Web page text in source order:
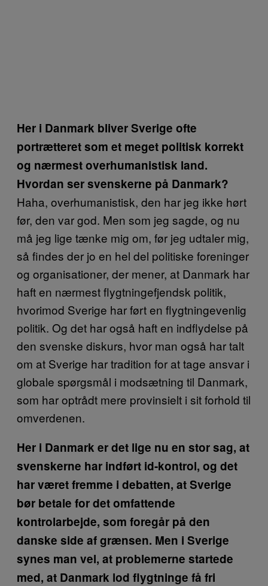
Her i Danmark bliver Sverige ofte
portrætteret som et meget politisk korrekt
og nærmest overhumanistisk land.
Hvordan ser svenskerne på Danmark?
Haha, overhumanistisk, den har jeg ikke hørt
før, den var god. Men som jeg sagde, og nu
må jeg lige tænke mig om, før jeg udtaler mig,
så findes der jo en hel del politiske foreninger
og organisationer, der mener, at Danmark har
haft en nærmest flygtningefjendsk politik,
hvorimod Sverige har ført en flygtningevenlig
politik. Og det har også haft en indflydelse på
den svenske diskurs, hvor man også har talt
om at Sverige har tradition for at tage ansvar i
globale spørgsmål i modsætning til Danmark,
som har optrådt mere provinsielt i sit forhold til
omverdenen.
Her i Danmark er det lige nu en stor sag, at
svenskerne har indført id-kontrol, og det
har været fremme i debatten, at Sverige
bør betale for det omfattende
kontrolarbejde, som foregår på den
danske side af grænsen. Men i Sverige
synes man vel, at problemerne startede
med, at Danmark lod flygtninge få fri